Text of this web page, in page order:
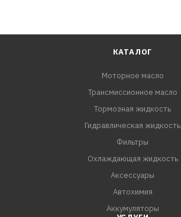
КАТАЛОГ
Моторное масло
Трансмиссионное масло
Тормозная жидкость
Гидравлическая жидкость
Фильтры
Охлаждающая жидкость
Аксессуары
Автохимия
Аккумуляторы